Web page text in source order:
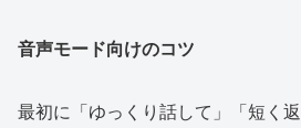
音声モード向けのコツ
最初に「ゆっくり話して」「短く